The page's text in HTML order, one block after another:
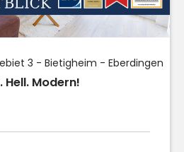
3 - Bietigheim - Eberdingen
Hell. Modern!